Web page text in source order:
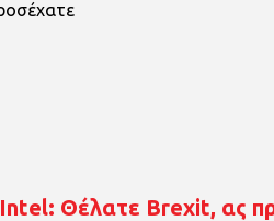
Intel: Θέλατε Brexit, ας